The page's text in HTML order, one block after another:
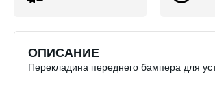
ОПИСАНИЕ
Перекладина переднего бампера для